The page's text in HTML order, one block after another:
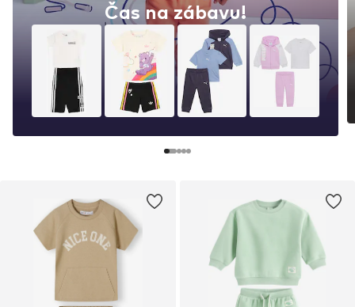
Čas na zábavu!